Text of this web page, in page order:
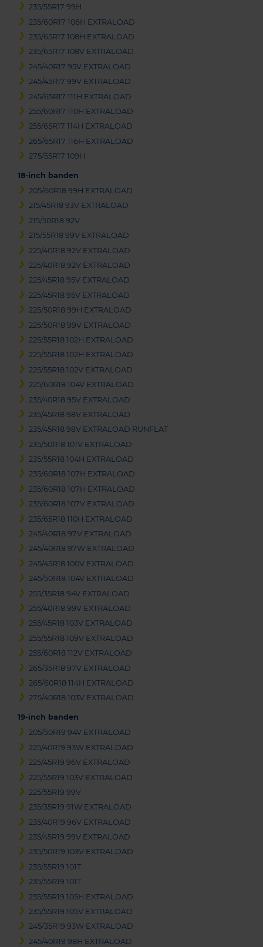
235/55R17 99H
235/60R17 106H EXTRALOAD
235/65R17 108H EXTRALOAD
235/65R17 108V EXTRALOAD
245/40R17 95V EXTRALOAD
245/45R17 99V EXTRALOAD
245/65R17 111H EXTRALOAD
255/60R17 110H EXTRALOAD
255/65R17 114H EXTRALOAD
265/65R17 116H EXTRALOAD
275/55R17 109H
18-inch banden
205/60R18 99H EXTRALOAD
215/45R18 93V EXTRALOAD
215/50R18 92V
215/55R18 99V EXTRALOAD
225/40R18 92V EXTRALOAD
225/40R18 92V EXTRALOAD
225/45R18 95V EXTRALOAD
225/45R18 95V EXTRALOAD
225/50R18 99H EXTRALOAD
225/50R18 99V EXTRALOAD
225/55R18 102H EXTRALOAD
225/55R18 102H EXTRALOAD
225/55R18 102V EXTRALOAD
225/60R18 104V EXTRALOAD
235/40R18 95V EXTRALOAD
235/45R18 98V EXTRALOAD
235/45R18 98V EXTRALOAD RUNFLAT
235/50R18 101V EXTRALOAD
235/55R18 104H EXTRALOAD
235/60R18 107H EXTRALOAD
235/60R18 107H EXTRALOAD
235/60R18 107V EXTRALOAD
235/65R18 110H EXTRALOAD
245/40R18 97V EXTRALOAD
245/40R18 97W EXTRALOAD
245/45R18 100V EXTRALOAD
245/50R18 104V EXTRALOAD
255/35R18 94V EXTRALOAD
255/40R18 99V EXTRALOAD
255/45R18 103V EXTRALOAD
255/55R18 109V EXTRALOAD
255/60R18 112V EXTRALOAD
265/35R18 97V EXTRALOAD
265/60R18 114H EXTRALOAD
275/40R18 103V EXTRALOAD
19-inch banden
205/50R19 94V EXTRALOAD
225/40R19 93W EXTRALOAD
225/45R19 96V EXTRALOAD
225/55R19 103V EXTRALOAD
225/55R19 99V
235/35R19 91W EXTRALOAD
235/40R19 96V EXTRALOAD
235/45R19 99V EXTRALOAD
235/50R19 103V EXTRALOAD
235/55R19 101T
235/55R19 101T
235/55R19 105H EXTRALOAD
235/55R19 105V EXTRALOAD
245/35R19 93W EXTRALOAD
245/40R19 98H EXTRALOAD